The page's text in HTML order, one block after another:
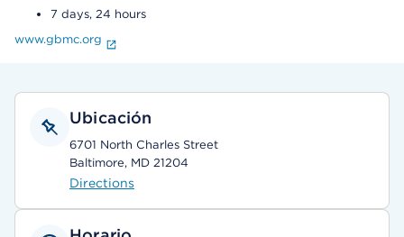
7 days, 24 hours
www.gbmc.org
Ubicación
6701 North Charles Street
Baltimore, MD 21204
Directions